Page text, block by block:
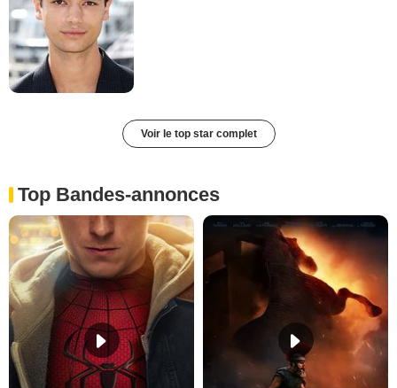
Voir le top star complet
Top Bandes-annonces